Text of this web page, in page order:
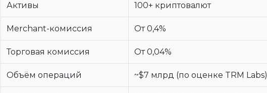
Активы 100+ криптовалют
Merchant-комиссия От 0,4%
Торговая комиссия От 0,04%
Объём операций ~$7 млрд (по оценке TRM Labs)